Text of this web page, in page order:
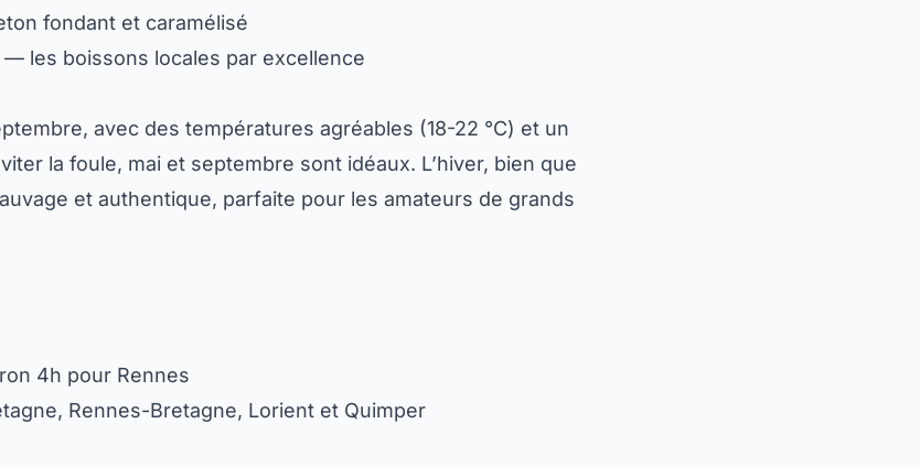
fondant et caramélisé
les boissons locales par excellence
avec des températures agréables (18-22 °C) et un
la foule, mai et septembre sont idéaux. L’hiver, bien que
et authentique, parfaite pour les amateurs de grands
4h pour Rennes
Rennes-Bretagne, Lorient et Quimper